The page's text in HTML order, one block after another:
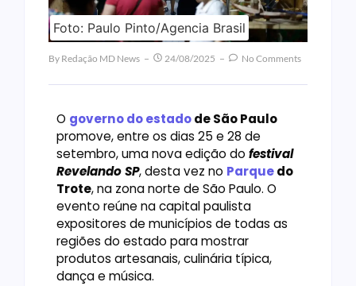
Foto: Paulo Pinto/Agencia Brasil
By Redação MD News 24/08/2025 No Comments
O governo do estadode São Paulo
promove, entre os dias 25 e 28 de
setembro, uma nova edição do festival
Revelando SP, desta vez no Parquedo
Trote, na zona norte de São Paulo. O
evento reúne na capital paulista
expositores de municípios de todas as
regiões do estado para mostrar
produtos artesanais, culinária típica,
dança e música.